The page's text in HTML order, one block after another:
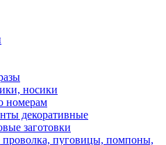
носики
номерам
декоративные
заготовки
пуговицы, помпоны,